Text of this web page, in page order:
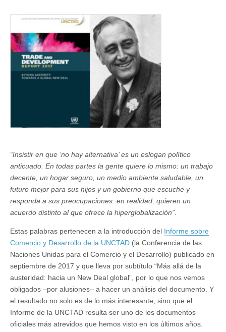
“Insistir en que ‘no hay alternativa’ es un eslogan político
anticuado. En todas partes la gente quiere lo mismo: un trabajo
decente, un hogar seguro, un medio ambiente saludable, un
futuro mejor para sus hijos y un gobierno que escuche y
responda a sus preocupaciones: en realidad, quieren un
acuerdo distinto al que ofrece la hiperglobalización”
Estas palabras pertenecen a la introducción del Informe sobre
Comercio y Desarrollo de la UNCTAD (la Conferencia de las
Naciones Unidas para el Comercio y el Desarrollo) publicado en
septiembre de 2017 y que lleva por subtítulo “Más allá de la
austeridad: hacia un New Deal global”, por lo que nos vemos
obligados –por alusiones– a hacer un análisis del documento. Y
el resultado no solo es de lo más interesante, sino que el
Informe de la UNCTAD resulta ser uno de los documentos
oficiales más atrevidos que hemos visto en los últimos años.